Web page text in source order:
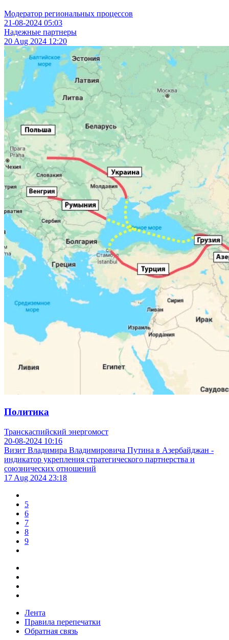
Модератор региональных процессов
21-08-2024 05:03
Надежные партнеры
20 Aug 2024 12:20
Политика
Транскаспийский энергомост
20-08-2024 10:16
Визит Владимира Владимировича Путина в Азербайджан -
индикатор укрепления стратегического партнерства и
союзнических отношений
17 Aug 2024 23:18
5
6
7
8
9
Лента
Правила перепечатки
Обратная связь